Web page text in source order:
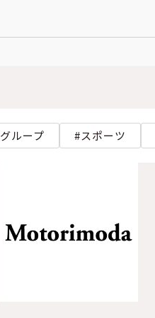
グループ スポーツ